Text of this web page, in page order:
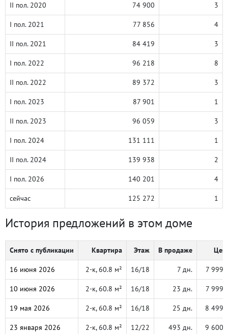
II пол. 2020 74 900 3
I пол. 2021 77 856 4
II пол. 2021 84 419 3
I пол. 2022 96 218 8
II пол. 2022 89 372 3
I пол. 2023 87 901 1
II пол. 2023 96 059 3
I пол. 2024 131 111 1
II пол. 2024 139 938 2
I пол. 2026 140 201 4
сейчас 125 272 1
История предложений в этом доме
Снято с публикации Квартира Этаж В продаже
16 июня 2026 2-к, 60.8 м² 16/18 7 дн. 7 999
10 июня 2026 2-к, 60.8 м² 16/18 23 дн. 7 999
19 мая 2026 2-к, 60.8 м² 16/18 25 дн. 8 499
23 января 2026 2-к, 60.8 м² 12/22 493 дн. 9 600